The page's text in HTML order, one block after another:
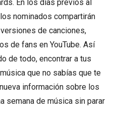
En los días previos al
nominados compartirán
de canciones,
de fans en YouTube. Así
de todo, encontrar a tus
que no sabías que te
información sobre los
semana de música sin parar